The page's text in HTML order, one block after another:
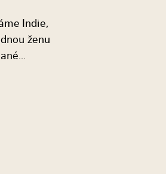
Indie,
ženu